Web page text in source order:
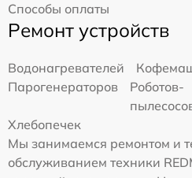
Способы оплаты
Ремонт устройств
Водонагревателей
Парогенераторов
Роботов-
Хлебопечек
Мы занимаемся ремонтом и
обслуживанием техники